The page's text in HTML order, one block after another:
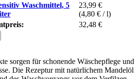
Waschmittel, 5
23,99 €
(4,80 € / l)
32,48 €
sorgen für schonende Wäschepflege und
Die Rezeptur mit natürlichem Mandelöl